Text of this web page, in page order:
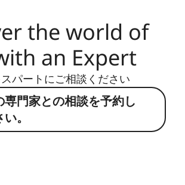
the world of
an Expert
パートにご相談ください
専門家との相談を予約し
。